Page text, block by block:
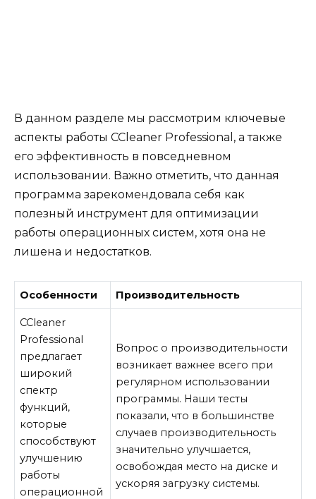
В данном разделе мы рассмотрим ключевые
аспекты работы CCleaner Professional, а также
его эффективность в повседневном
использовании. Важно отметить, что данная
программа зарекомендовала себя как
полезный инструмент для оптимизации
работы операционных систем, хотя она не
лишена и недостатков.
Особенности Производительность
CCleaner
Professional
предлагает
широкий
спектр
функций,
которые
способствуют
улучшению
работы
операционной
Вопрос о производительности
возникает важнее всего при
регулярном использовании
программы. Наши тесты
показали, что в большинстве
случаев производительность
значительно улучшается,
освобождая место на диске и
ускоряя загрузку системы.